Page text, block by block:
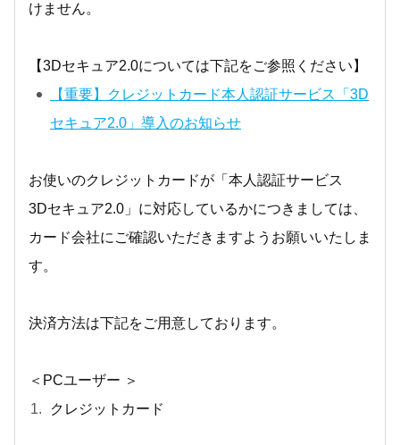
けません。
【3Dセキュア2.0については下記をご参照ください】
【重要】クレジットカード本人認証サービス「3D
セキュア2.0」導入のお知らせ
お使いのクレジットカードが「本人認証サービス
3Dセキュア2.0」に対応しているかにつきましては、
カード会社にご確認いただきますようお願いいたしま
す。
決済方法は下記をご用意しております。
＜PCユーザー ＞
クレジットカード